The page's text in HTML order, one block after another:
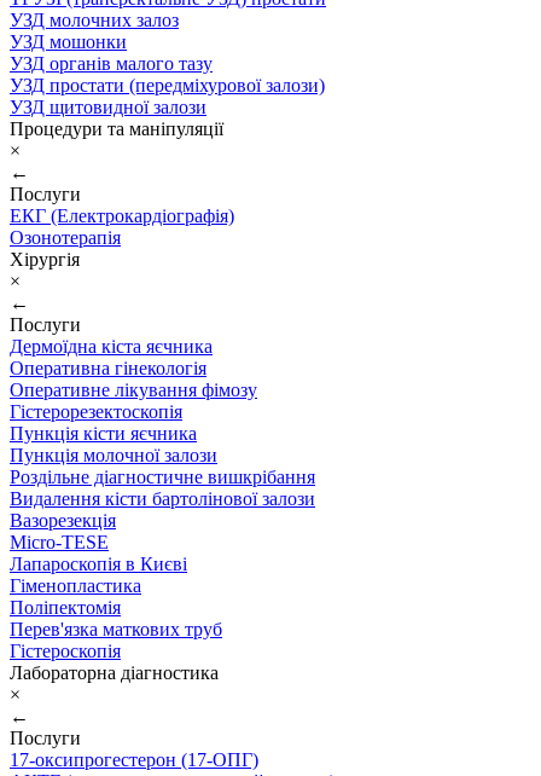
УЗД молочних залоз
УЗД мошонки
УЗД органів малого тазу
УЗД простати (передміхурової залози)
УЗД щитовидної залози
Процедури та маніпуляції
×
←
Послуги
ЕКГ (Електрокардіографія)
Озонотерапія
Хірургія
×
←
Послуги
Дермоїдна кіста яєчника
Оперативна гінекологія
Оперативне лікування фімозу
Гістерорезектоскопія
Пункція кісти яєчника
Пункція молочної залози
Роздільне діагностичне вишкрібання
Видалення кісти бартолінової залози
Вазорезекція
Micro-TESE
Лапароскопія в Києві
Гіменопластика
Поліпектомія
Перев'язка маткових труб
Гістероскопія
Лабораторна діагностика
×
←
Послуги
17-оксипрогестерон (17-ОПГ)